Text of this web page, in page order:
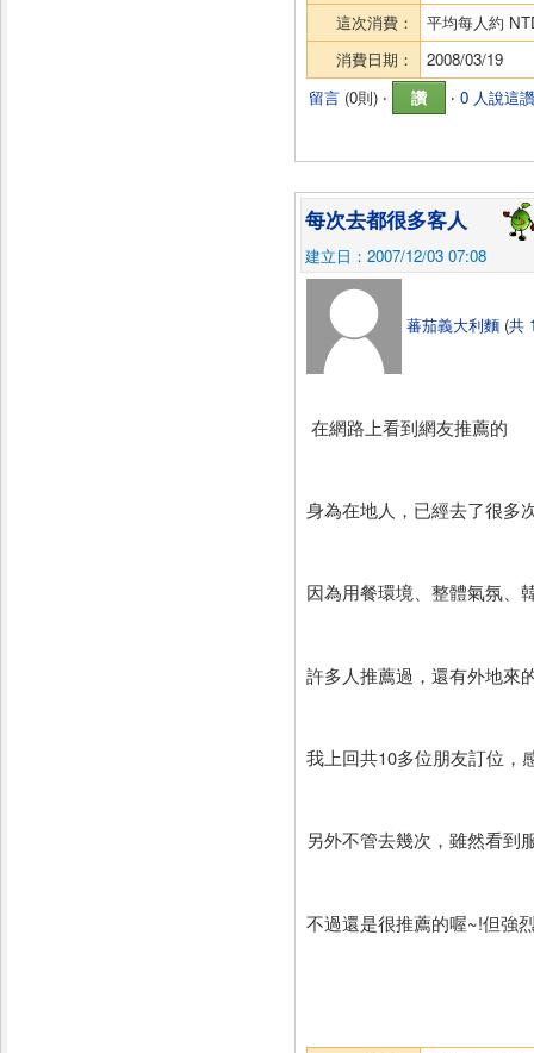
這次消費：
平均每人約
消費日期：
2008/03/19
留言(0則) ‧ 讚 ‧ 0 人說這讚
每次去都很多客人
建立日：2007/12/03 07:08
蕃茄義大利麵 (共
在網路上看到網友推薦的
身為在地人，已經去了很多
因為用餐環境、整體氣氛、
許多人推薦過，還有外地來
我上回共10多位朋友訂位，
另外不管去幾次，雖然看到
不過還是很推薦的喔~!但強